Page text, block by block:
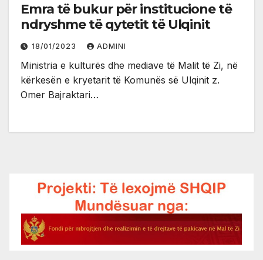
Emra të bukur për institucione të
ndryshme të qytetit të Ulqinit
18/01/2023 ADMINI
Ministria e kulturës dhe mediave të Malit të Zi, në
kërkesën e kryetarit të Komunës së Ulqinit z.
Omer Bajraktari…